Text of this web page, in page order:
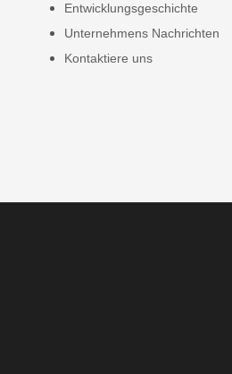
Entwicklungsgeschichte
Unternehmens Nachrichten
Kontaktiere uns